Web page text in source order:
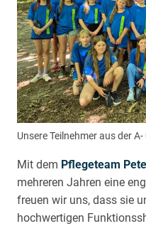
Unsere Teilnehmer aus der
Mit dem Pflegeteam
mehreren Jahren eine
freuen wir uns, dass sie
hochwertigen